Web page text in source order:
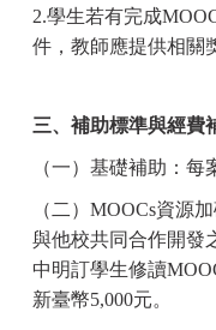
2.學生若有完成
件，教師應提供相關
三、補助標準與經費
（一）基礎補助：
（二） MOOCs資源
與他校共同合作開發
中明訂學生修讀
新臺幣5,000元。